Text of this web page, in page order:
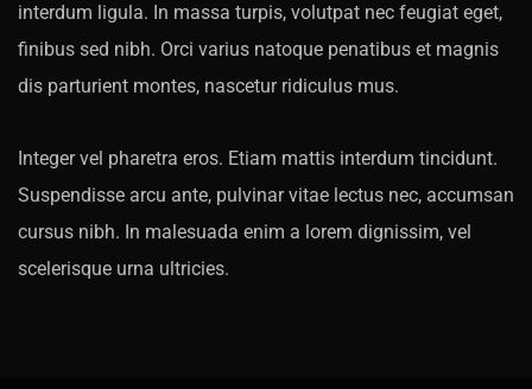
interdum ligula. In massa turpis, volutpat nec feugiat eget,
finibus sed nibh. Orci varius natoque penatibus et magnis
dis parturient montes, nascetur ridiculus mus.
Integer vel pharetra eros. Etiam mattis interdum tincidunt.
Suspendisse arcu ante, pulvinar vitae lectus nec, accumsan
cursus nibh. In malesuada enim a lorem dignissim, vel
scelerisque urna ultricies.